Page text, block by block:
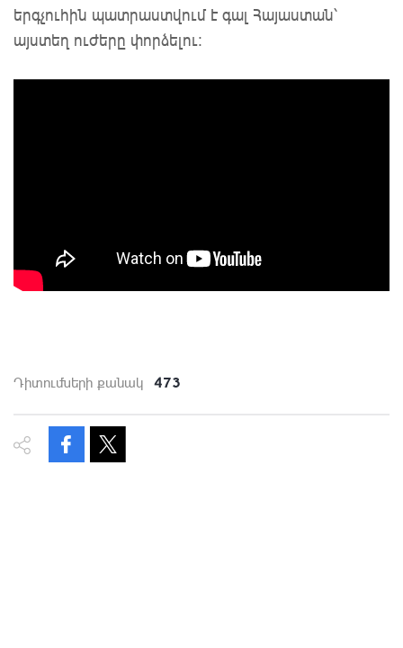
երգչուհին պատրաստվում է գալ Հայաստան՝
այստեղ ուժերը փորձելու:
Դիտումների քանակ 473